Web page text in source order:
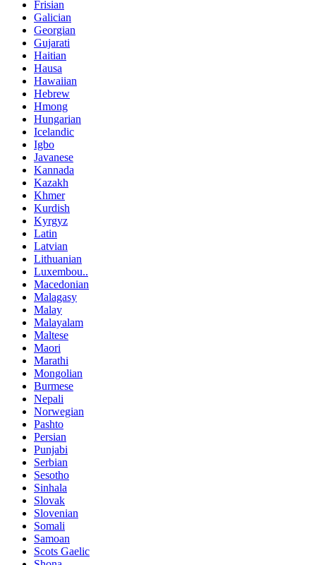
Frisian
Galician
Georgian
Gujarati
Haitian
Hausa
Hawaiian
Hebrew
Hmong
Hungarian
Icelandic
Igbo
Javanese
Kannada
Kazakh
Khmer
Kurdish
Kyrgyz
Latin
Latvian
Lithuanian
Luxembou..
Macedonian
Malagasy
Malay
Malayalam
Maltese
Maori
Marathi
Mongolian
Burmese
Nepali
Norwegian
Pashto
Persian
Punjabi
Serbian
Sesotho
Sinhala
Slovak
Slovenian
Somali
Samoan
Scots Gaelic